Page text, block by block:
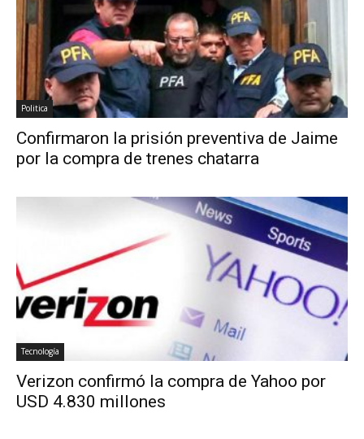
Politica
Confirmaron la prisión preventiva de Jaime
por la compra de trenes chatarra
Tecnología
Verizon confirmó la compra de Yahoo por
USD 4.830 millones